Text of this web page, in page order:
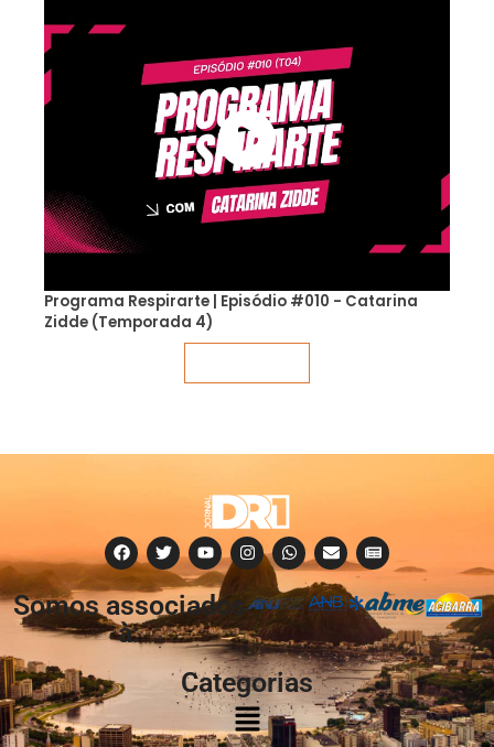
Programa Respirarte | Episódio #010 - Catarina
Zidde (Temporada 4)
Somos associados
à:
Categorias